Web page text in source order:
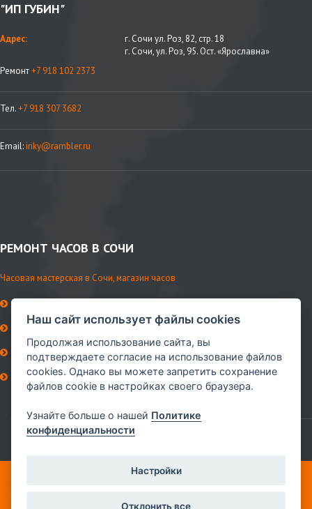
"ИП ГУБИН"
Адрес:
г. Сочи ул. Роз, 82, стр. 18
г. Сочи, ул. Роз, 95. Ост. «Ярославна»
Ремонт+7 918 102 2373
Тел.+7 918 307 3682
Email:iriky@rambler.ru
РЕМОНТ ЧАСОВ В СОЧИ
Часовая мастерская в Сочи, магазин часов
Контакты
Ремни и аксессуары
Сервисное обслуживание
Наш сайт использует файлы cookies
Продолжая использование сайта, вы
подтверждаете согласие на использование файлов
cookies. Однако вы можете запретить сохранение
файлов cookie в настройках своего браузера.
Узнайте больше о нашей Политике
конфиденциальности
Настройки
Отклонить все